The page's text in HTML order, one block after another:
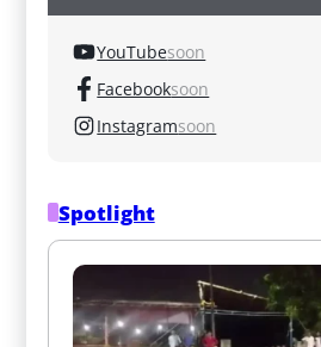
YouTubesoon
Facebooksoon
Instagramsoon
Spotlight